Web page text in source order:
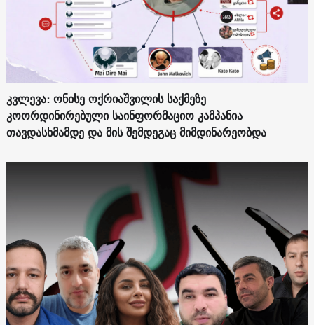
კვლევა: ონისე ოქრიაშვილის საქმეზე
კოორდინირებული საინფორმაციო კამპანია
თავდასხმამდე და მის შემდეგაც მიმდინარეობდა